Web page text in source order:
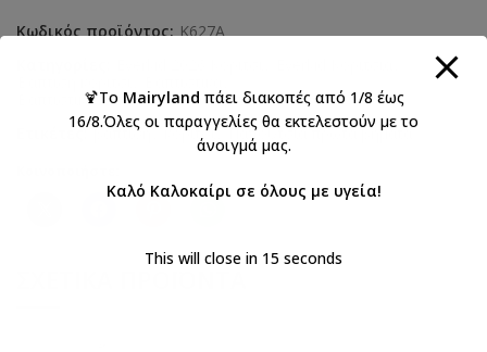
Κωδικός προϊόντος:K627A
Βαπτιστικά παπούτσια για κορίτσι
Ετικέτες: βάπτιση , κορίτσι Παπούτσια πρώτα βήματα
🍹Το Mairyland πάει διακοπές από 1/8 έως
16/8.Όλες οι παραγγελίες θα εκτελεστούν με το
άνοιγμά μας.
Καλό Καλοκαίρι σε όλους με υγεία!
This will close in 14 seconds